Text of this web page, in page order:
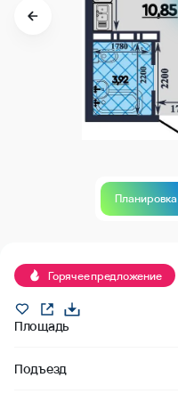
Планировка
Горячее предложение
Площадь
Подъезд